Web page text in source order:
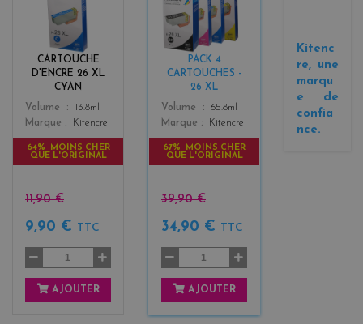
CARTOUCHE
D'ENCRE 26 XL
CYAN
Color
Volume
13.8ml
Marque
Kitencre
64% MOINS CHER
QUE L'ORIGINAL
11,90 €
9,90 € TTC
AJOUTER
PACK 4
CARTOUCHES -
26 XL
Color
a
c
+
Volume
65.8ml
Marque
Kitencre
67% MOINS CHER
QUE L'ORIGINAL
39,90 €
34,90 € TTC
AJOUTER
Kitenc
re, une
marqu
e de
confia
nce.